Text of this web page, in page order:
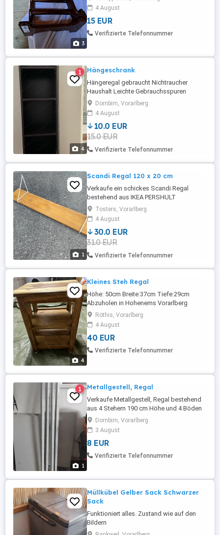
3
4 August
15 EUR
Verifizierte Telefonnummer
4
1 Hängeschrank
Hängeregal gebraucht Nichtraucher
Haushalt Leichte Gebrauchsspuren
sichtbar Maße: Höhe: 122cm Breite:36cm
Tiefe des Regal:29cm
Dornbirn, Vorarlberg
4 August
10.0 EUR
15.0 EUR
Verifizierte Telefonnummer
1
Scandi Regal 120 x 20 cm
Verkaufe ein schickes Scandi Regal
bestehend aus IKEA PERSHULT
Metallwinkeln und einem Vollholz
Eichenbrett, welches vom Tischler
stammt. Das Brett selber misst 120 x 20
cm. Bei Interesse gerne melden. Das
Regal kann jederzeit besichtigt werden.
Da es sich um einen Privatverkauf handelt,
gibt es keine ...
Tosters, Vorarlberg
4 August
30.0 EUR
31.0 EUR
Verifizierte Telefonnummer
4
Kleines Steh Regal
Höhe: 50cm Breite:37cm Tiefe:29cm
Abzuholen in Hohenems Vorarlberg
Lieferung im Umkreis von Lindau möglich,
gegen kleinen Aufschlag Transport
Röthis, Vorarlberg
4 August
40 EUR
Verifizierte Telefonnummer
1
1 Metallgestell, Regal
Verkaufe Metallgestell, Regal bestehend
aus 4 Stehern 190 cm Höhe und 4 Böden
100x45 cm Das Gestell kann auch in der
Höhe geteilt werden und nebeneinander
verwendet werden.
Dornbirn, Vorarlberg
3 August
8 EUR
Verifizierte Telefonnummer
Müllkübel Gelber Sack Schwarzer
Sack
Funktioniert alles. Zustand wie auf den
Bildern